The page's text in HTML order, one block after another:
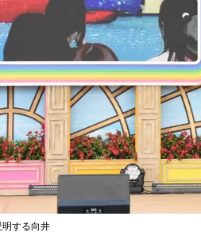
する向井